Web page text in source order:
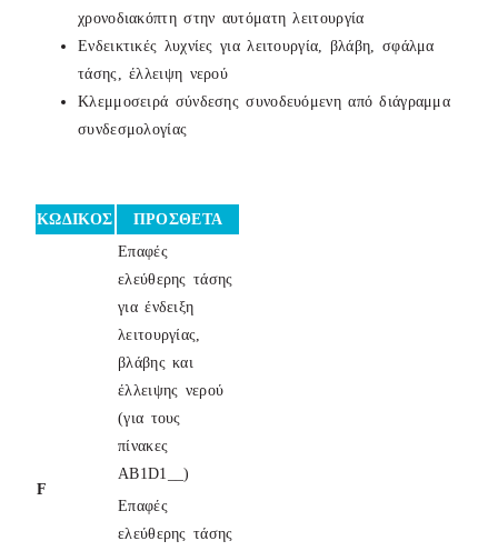
χρονοδιακόπτη στην αυτόματη λειτουργία
Ενδεικτικές λυχνίες για λειτουργία, βλάβη, σφάλμα
τάσης, έλλειψη νερού
Κλεμμοσειρά σύνδεσης συνοδευόμενη από διάγραμμα
συνδεσμολογίας
ΚΩΔΙΚΟΣ ΠΡΟΣΘΕΤΑ
F
Επαφές
ελεύθερης τάσης
για ένδειξη
λειτουργίας,
βλάβης και
έλλειψης νερού
(για τους
πίνακες
ΑB1D1__)
Επαφές
ελεύθερης τάσης